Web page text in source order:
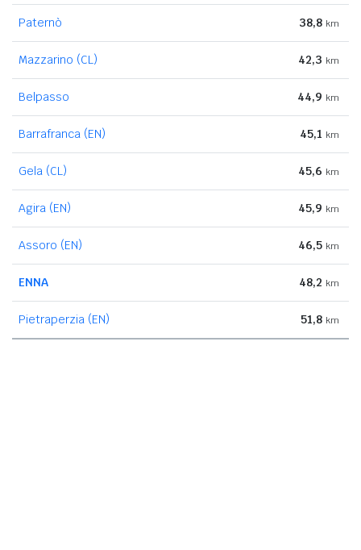
Paternò 38,8 km
Mazzarino (CL) 42,3 km
Belpasso 44,9 km
Barrafranca (EN) 45,1 km
Gela (CL) 45,6 km
Agira (EN) 45,9 km
Assoro (EN) 46,5 km
ENNA 48,2 km
Pietraperzia (EN) 51,8 km